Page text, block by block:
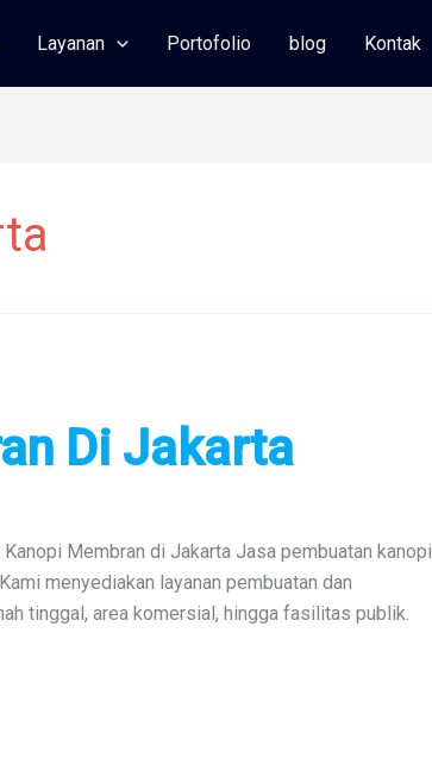
Layanan Portofolio blog Kontak
Di Jakarta
Membran di Jakarta Jasa pembuatan kanopi
menyediakan layanan pembuatan dan
tinggal, area komersial, hingga fasilitas publik.